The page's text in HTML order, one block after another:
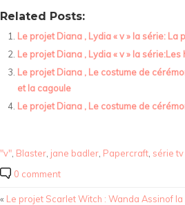
Related Posts:
Le projet Diana , Lydia « v » la série: La
Le projet Diana , Lydia « v » la série:Les
Le projet Diana , Le costume de
et la cagoule
Le projet Diana , Le costume de
"v" Blaster jane badler Papercraft série tv
0 comment
« Le projet Scarlet Witch : Wanda Assinof